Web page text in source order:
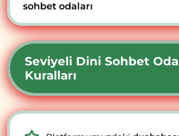
sohbet odaları
Seviyeli Dini Sohbet
Kuralları